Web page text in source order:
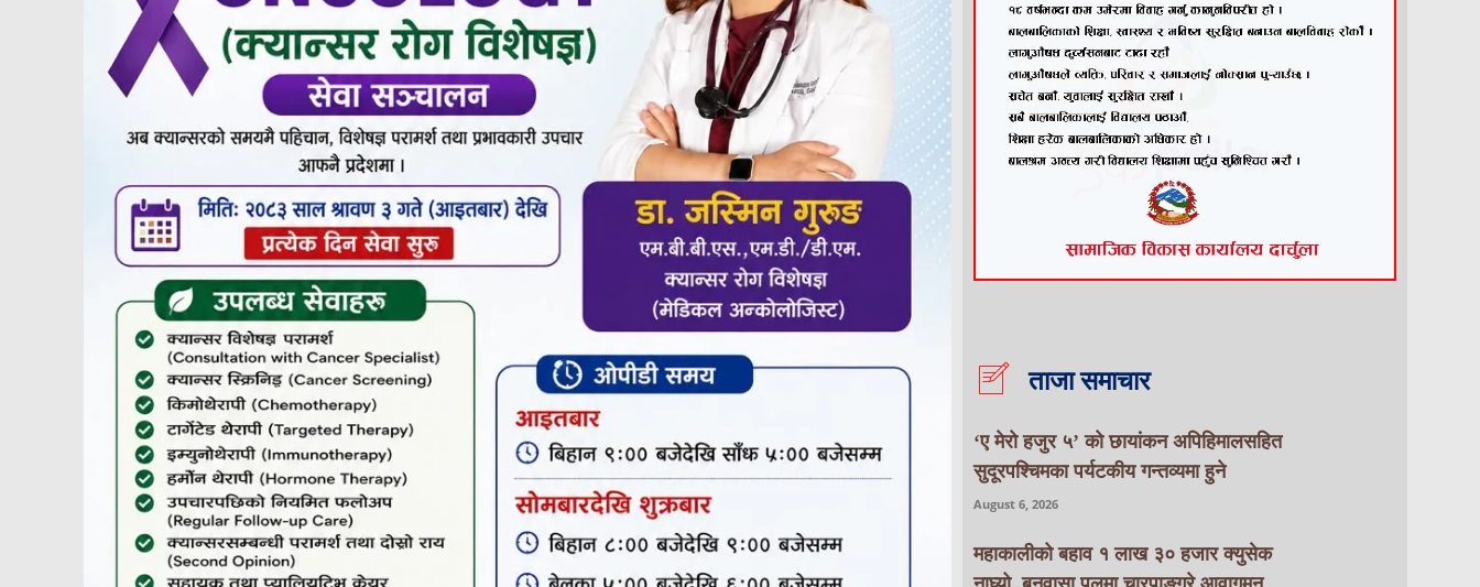
ताजा समाचार
‘ए मेरो हजुर ५’ को छायांकन अपिहिमालसहित
सुदूरपश्चिमका पर्यटकीय गन्तव्यमा हुने
August 6, 2026
महाकालीको बहाव १ लाख ३० हजार क्युसेक